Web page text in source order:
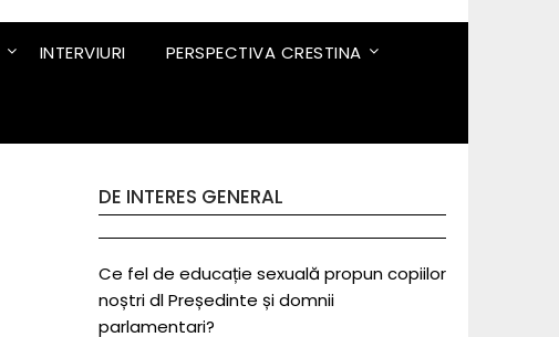
INTERVIURI PERSPECTIVA CRESTINA
DE INTERES GENERAL
Ce fel de educație sexuală propun copiilor
noștri dl Președinte și domnii
parlamentari?